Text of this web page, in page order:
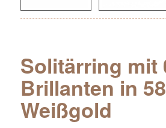
Solitärring mit
Brillanten in
Weißgold